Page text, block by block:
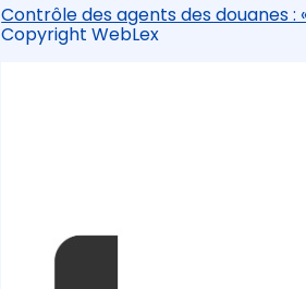
Contrôle des agents des douanes
Copyright WebLex